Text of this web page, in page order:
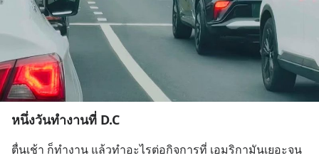
หนึ่งวันทำงานที่ D.C
ตื่นเช้า ก็ทำงาน แล้วทำอะไรต่อกิจการที่ เอมริกามันเยอะจน